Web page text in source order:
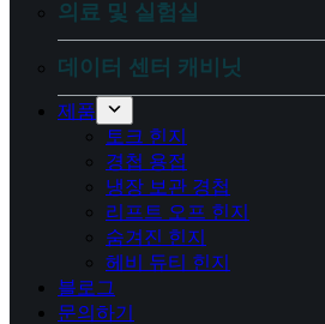
의료 및 실험실
데이터 센터 캐비닛
제품
토크 힌지
경첩 용접
냉장 보관 경첩
리프트 오프 힌지
숨겨진 힌지
헤비 듀티 힌지
블로그
문의하기